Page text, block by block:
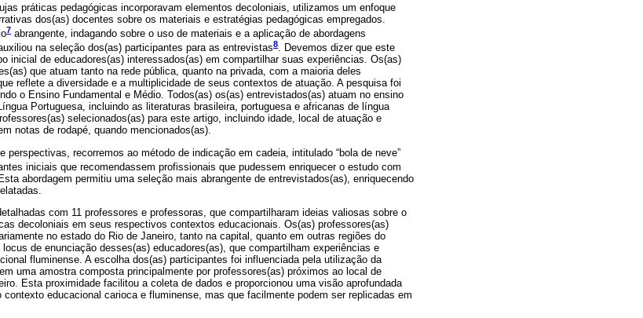
práticas pedagógicas incorporavam elementos decoloniais, utilizamos um enfoque
dos(as) docentes sobre os materiais e estratégias pedagógicas empregados.
7 abrangente, indagando sobre o uso de materiais e a aplicação de abordagens
na seleção dos(as) participantes para as entrevistas8. Devemos dizer que este
inicial de educadores(as) interessados(as) em compartilhar suas experiências. Os(as)
que atuam tanto na rede pública, quanto na privada, com a maioria deles
reflete a diversidade e a multiplicidade de seus contextos de atuação. A pesquisa foi
o Ensino Fundamental e Médio. Todos(as) os(as) entrevistados(as) atuam no ensino
Portuguesa, incluindo as literaturas brasileira, portuguesa e africanas de língua
selecionados(as) para este artigo, incluindo idade, local de atuação e
notas de rodapé, quando mencionados(as).
perspectivas, recorremos ao método de indicação em cadeia, intitulado “bola de neve”
iniciais que recomendassem profissionais que pudessem enriquecer o estudo com
abordagem permitiu uma seleção mais abrangente de entrevistados(as), enriquecendo
com 11 professores e professoras, que compartilharam ideias valiosas sobre o
decoloniais em seus respectivos contextos educacionais. Os(as) professores(as)
no estado do Rio de Janeiro, tanto na capital, quanto em outras regiões do
de enunciação desses(as) educadores(as), que compartilham experiências e
fluminense. A escolha dos(as) participantes foi influenciada pela utilização da
uma amostra composta principalmente por professores(as) próximos ao local de
Esta proximidade facilitou a coleta de dados e proporcionou uma visão aprofundada
educacional carioca e fluminense, mas que facilmente podem ser replicadas em